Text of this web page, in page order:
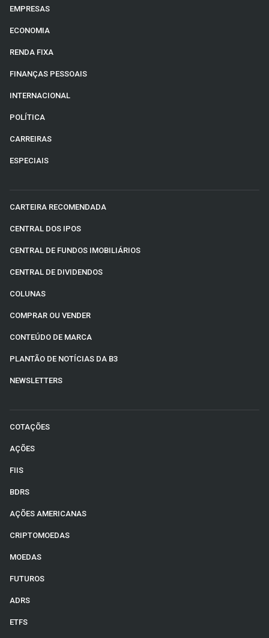
EMPRESAS
ECONOMIA
RENDA FIXA
FINANÇAS PESSOAIS
INTERNACIONAL
POLÍTICA
CARREIRAS
ESPECIAIS
CARTEIRA RECOMENDADA
CENTRAL DOS IPOS
CENTRAL DE FUNDOS IMOBILIÁRIOS
CENTRAL DE DIVIDENDOS
COLUNAS
COMPRAR OU VENDER
CONTEÚDO DE MARCA
PLANTÃO DE NOTÍCIAS DA B3
NEWSLETTERS
COTAÇÕES
AÇÕES
FIIS
BDRS
AÇÕES AMERICANAS
CRIPTOMOEDAS
MOEDAS
FUTUROS
ADRS
ETFS